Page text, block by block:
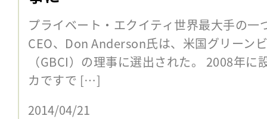
プライベート・エクイティ世界最大手の
CEO、Don Anderson氏は、米国グリーン
（GBCI）の理事に選出された。 2008年
カですで […]
2014/04/21